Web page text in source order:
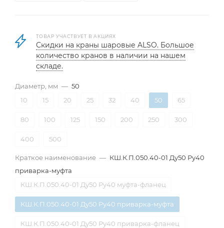
ТОВАР УЧАСТВУЕТ В АКЦИЯХ
Скидки на краны шаровые ALSO. Большое
количество кранов в наличии на нашем
складе.
Диаметр, мм — 50
10
15 20 25 32 40 50 65
80 100 125 150 200 250 300
400 500
Краткое наименование — КШ.К.П.050.40-01 Ду50 Ру40
приварка-муфта
КШ.К.П.050.40-01 Ду50 Ру40 муфта-фланец
КШ.К.П.050.40-01 Ду50 Ру40 приварка-муфта
КШ.К.П.050.40-01 Ду50 Ру40 приварка-фланец